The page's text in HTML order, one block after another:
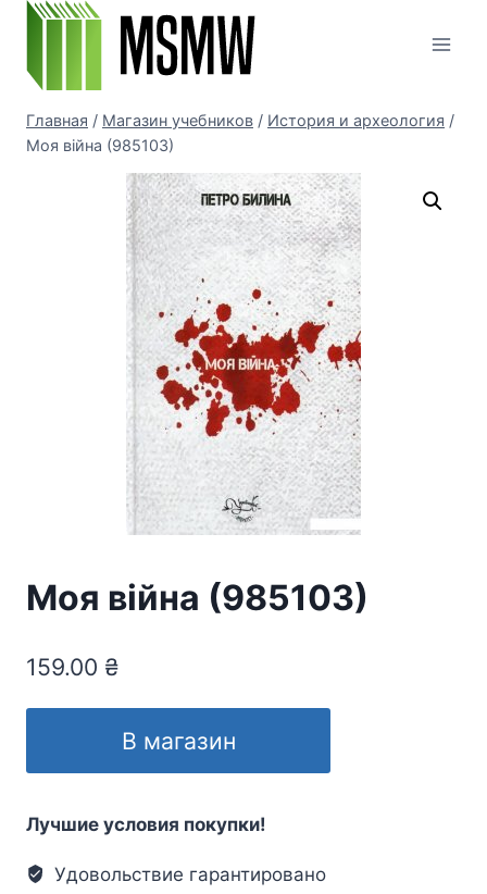
Перейти
содержимому
Главная / Магазин учебников / История и археология /
Моя війна (985103)
Моя війна (985103)
159.00 ₴
В магазин
Лучшие условия покупки!
Удовольствие гарантировано